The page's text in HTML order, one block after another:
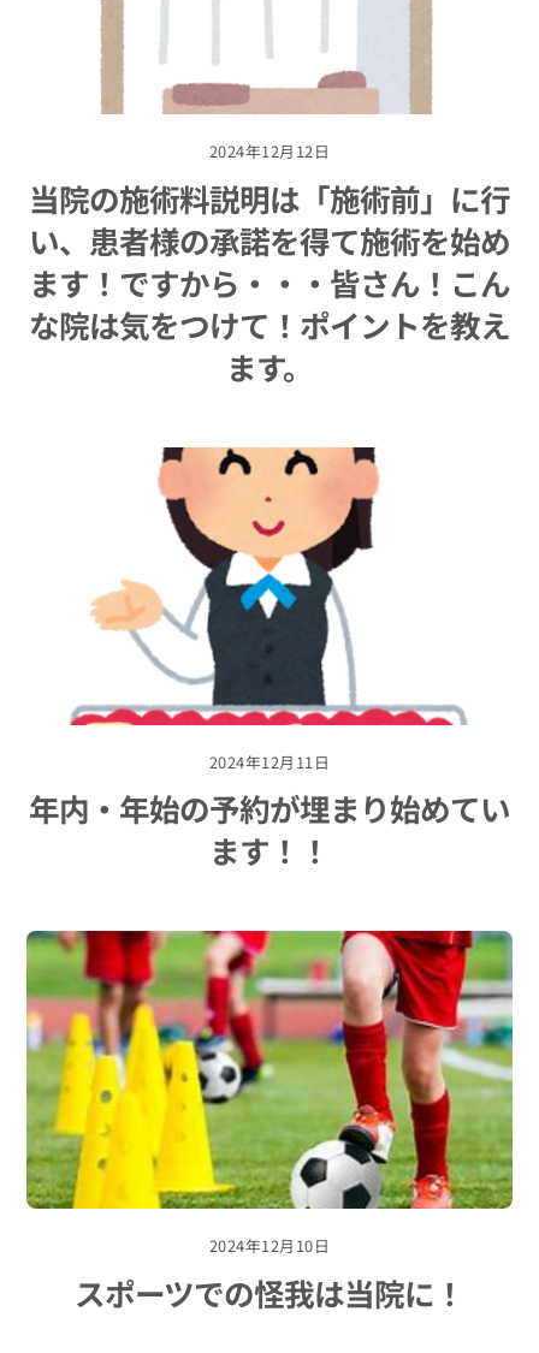
2024年12月12日
当院の施術料説明は「施術前」に行
い、患者様の承諾を得て施術を始め
ます！ですから・・・皆さん！こん
な院は気をつけて！ポイントを教え
ます。
2024年12月11日
年内・年始の予約が埋まり始めてい
ます！！
2024年12月10日
スポーツでの怪我は当院に！